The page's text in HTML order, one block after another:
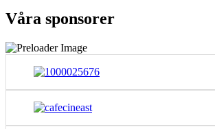
Våra sponsorer